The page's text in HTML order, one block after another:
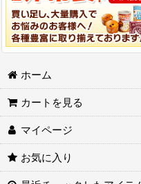
ホーム
カートを見る
マイページ
お気に入り